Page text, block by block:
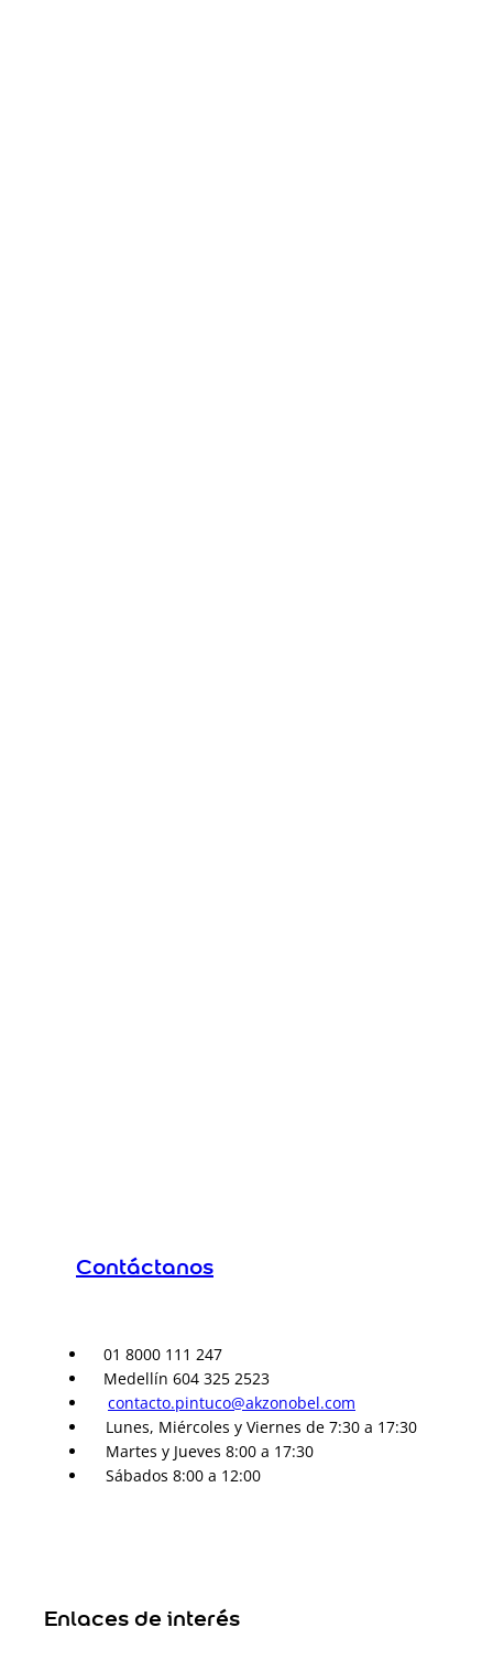
Contáctanos
01 8000 111 247
Medellín 604 325 2523
contacto.pintuco@akzonobel.com
Lunes, Miércoles y Viernes de 7:30 a 17:30
Martes y Jueves 8:00 a 17:30
Sábados 8:00 a 12:00
Enlaces de interés